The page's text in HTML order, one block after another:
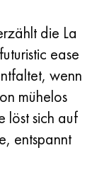
die La
ease
wenn
mühelos
löst sich auf
entspannt